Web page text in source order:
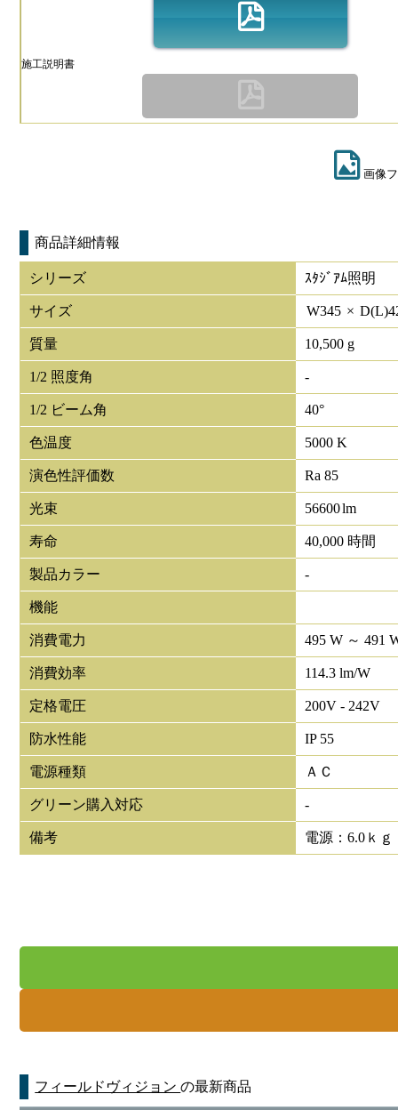
施工説明書
画像
商品詳細情報
シリーズ ｽﾀｼﾞｱﾑ照明
サイズ W345 × D(L)
質量 10,500 g
1/2 照度角 -
1/2 ビーム角 40°
色温度 5000 K
演色性評価数 Ra 85
光束 56600lm
寿命 40,000 時間
製品カラー -
機能
消費電力 495 W ～ 491
消費効率 114.3 lm/W
定格電圧 200V - 242V
防水性能 IP 55
電源種類 ＡＣ
グリーン購入対応 -
備考 電源：6.0ｋｇ
フィールドヴィジョンの最新商品